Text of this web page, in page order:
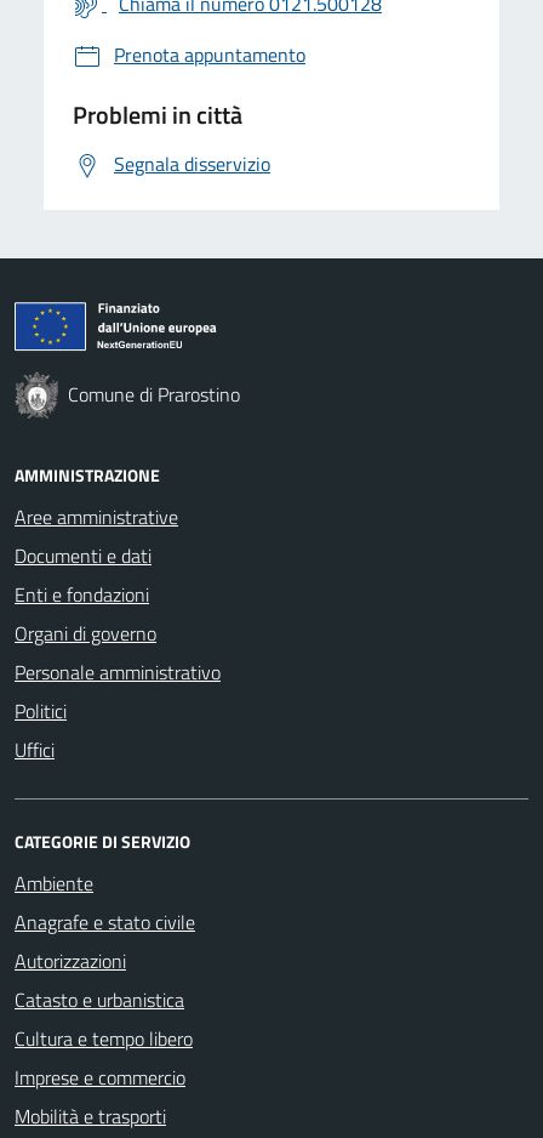
Prenota appuntamento
Problemi in città
Segnala disservizio
Comune di Prarostino
AMMINISTRAZIONE
Aree amministrative
Documenti e dati
Enti e fondazioni
Organi di governo
Personale amministrativo
Politici
Uffici
CATEGORIE DI SERVIZIO
Ambiente
Anagrafe e stato civile
Autorizzazioni
Catasto e urbanistica
Cultura e tempo libero
Imprese e commercio
Mobilità e trasporti